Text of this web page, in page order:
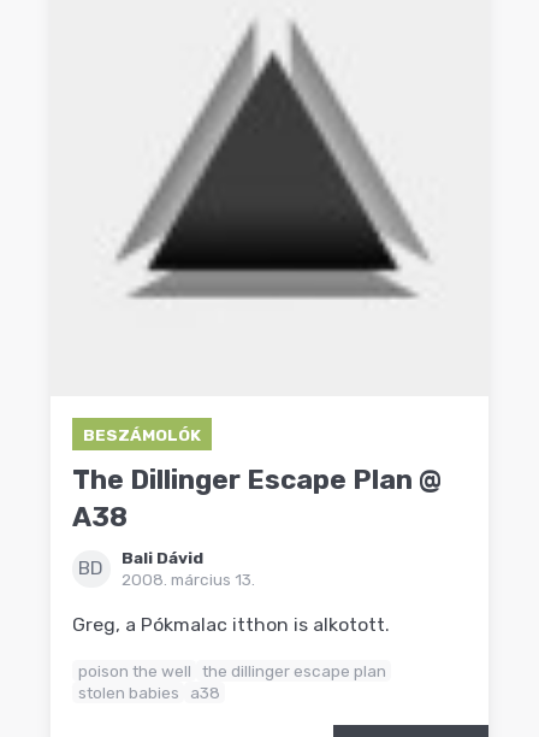
BESZÁMOLÓK
The Dillinger Escape Plan @
A38
BD
Bali Dávid
2008. március 13.
Greg, a Pókmalac itthon is alkotott.
poison the well
the dillinger escape plan
stolen babies
a38